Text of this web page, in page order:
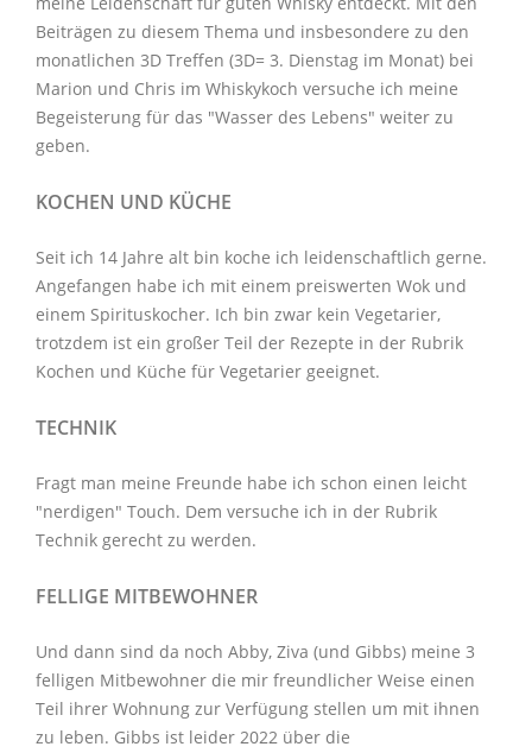
Beiträgen zu diesem Thema und insbesondere zu den
monatlichen 3D Treffen (3D= 3. Dienstag im Monat) bei
Marion und Chris im Whiskykoch versuche ich meine
Begeisterung für das "Wasser des Lebens" weiter zu
geben.
KOCHEN UND KÜCHE
Seit ich 14 Jahre alt bin koche ich leidenschaftlich gerne.
Angefangen habe ich mit einem preiswerten Wok und
einem Spirituskocher. Ich bin zwar kein Vegetarier,
trotzdem ist ein großer Teil der Rezepte in der Rubrik
Kochen und Küche für Vegetarier geeignet.
TECHNIK
Fragt man meine Freunde habe ich schon einen leicht
"nerdigen" Touch. Dem versuche ich in der Rubrik
Technik gerecht zu werden.
FELLIGE MITBEWOHNER
Und dann sind da noch Abby, Ziva (und Gibbs) meine 3
felligen Mitbewohner die mir freundlicher Weise einen
Teil ihrer Wohnung zur Verfügung stellen um mit ihnen
zu leben. Gibbs ist leider 2022 über die